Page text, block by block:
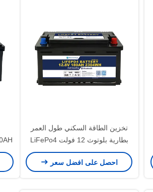
تخزين الطاقة السكني طول العمر
بطارية بلوتوث 12 فولت LiFePo4
بقدرة 180Ah الاسمية و 2304Wh
من الطاقة
احصل على افضل سعر
60C التفريغ الذاتي < 3% في الشهر